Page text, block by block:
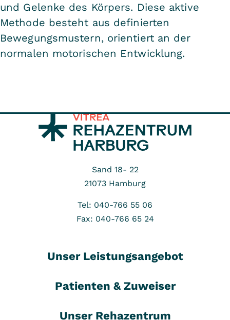
und Gelenke des Körpers. Diese aktive
Methode besteht aus definierten
Bewegungsmustern, orientiert an der
normalen motorischen Entwicklung.
Sand 18- 22
21073 Hamburg
Tel: 040-766 55 06
Fax: 040-766 65 24
Unser Leistungsangebot
Patienten & Zuweiser
Unser Rehazentrum